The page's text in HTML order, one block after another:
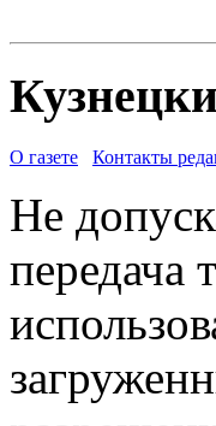
О газете Контакты
Не
передача